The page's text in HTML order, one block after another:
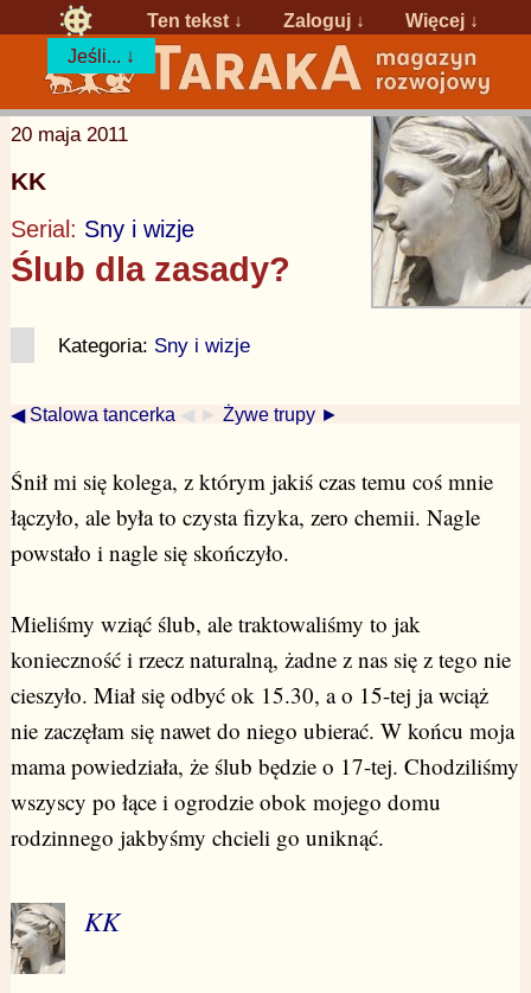
Ten tekst ↓ Zaloguj ↓
Więcej ↓
Jeśli... ↓
20 maja 2011
KK
Serial: Sny i wizje
Ślub dla zasady?
Kategoria: Sny i wizje
◀ Stalowa tancerka ◀ ► Żywe trupy ►
Śnił mi się kolega, z którym jakiś czas temu coś mnie
łączyło, ale była to czysta fizyka, zero chemii. Nagle
powstało i nagle się skończyło.
Mieliśmy wziąć ślub, ale traktowaliśmy to jak
konieczność i rzecz naturalną, żadne z nas się z tego nie
cieszyło. Miał się odbyć ok 15.30, a o 15-tej ja wciąż
nie zaczęłam się nawet do niego ubierać. W końcu moja
mama powiedziała, że ślub będzie o 17-tej. Chodziliśmy
wszyscy po łące i ogrodzie obok mojego domu
rodzinnego jakbyśmy chcieli go uniknąć.
KK